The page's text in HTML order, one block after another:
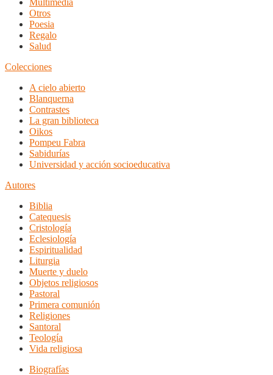
Multimedia
Otros
Poesia
Regalo
Salud
Colecciones
A cielo abierto
Blanquerna
Contrastes
La gran biblioteca
Oikos
Pompeu Fabra
Sabidurías
Universidad y acción socioeducativa
Autores
Biblia
Catequesis
Cristología
Eclesiología
Espiritualidad
Liturgia
Muerte y duelo
Objetos religiosos
Pastoral
Primera comunión
Religiones
Santoral
Teología
Vida religiosa
Biografías